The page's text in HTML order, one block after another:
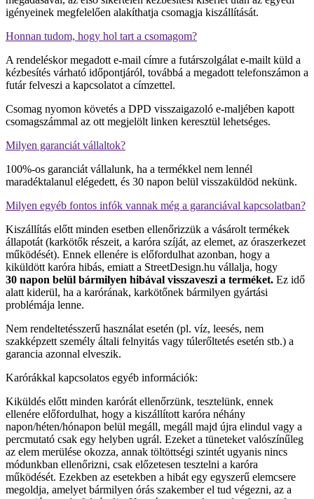
igényeinek megfelelően alakíthatja csomagja kiszállítását.
Honnan tudom, hogy hol tart a csomagom?
A rendeléskor megadott e-mail címre a futárszolgálat e-mailt küld a
kézbesítés várható időpontjáról, továbbá a megadott telefonszámon a
futár felveszi a kapcsolatot a címzettel.
Csomag nyomon követés a DPD visszaigazoló e-maljében kapott
csomagszámmal az ott megjelölt linken keresztül lehetséges.
Milyen garanciát vállaltok?
100%-os garanciát vállalunk, ha a termékkel nem lennél
maradéktalanul elégedett, és 30 napon belül visszaküldöd nekünk.
Milyen egyéb fontos infók vannak még a garanciával kapcsolatban?
Kiszállítás előtt minden esetben ellenőrizzük a vásárolt termékek
állapotát (karkötők részeit, a karóra szíját, az elemet, az óraszerkezet
működését). Ennek ellenére is előfordulhat azonban, hogy a
kiküldött karóra hibás, emiatt a StreetDesign.hu vállalja, hogy
30 napon belül bármilyen hibával visszaveszi a terméket. Ez idő
alatt kiderül, ha a karórának, karkötőnek bármilyen gyártási
problémája lenne.
Nem rendeltetésszerű használat esetén (pl. víz, leesés, nem
szakképzett személy általi felnyitás vagy túlerőltetés esetén stb.) a
garancia azonnal elveszik.
Karórákkal kapcsolatos egyéb információk:
Kiküldés előtt minden karórát ellenőrzünk, tesztelünk, ennek
ellenére előfordulhat, hogy a kiszállított karóra néhány
napon/héten/hónapon belül megáll, megáll majd újra elindul vagy a
percmutató csak egy helyben ugrál. Ezeket a tüneteket valószínűleg
az elem merülése okozza, annak töltöttségi szintét ugyanis nincs
módunkban ellenőrizni, csak előzetesen tesztelni a karóra
működését. Ezekben az esetekben a hibát egy egyszerű elemcsere
megoldja, amelyet bármilyen órás szakember el tud végezni, az a